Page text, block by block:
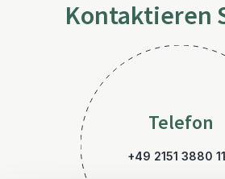
Kontaktieren
Telefon
+49 2151 3880